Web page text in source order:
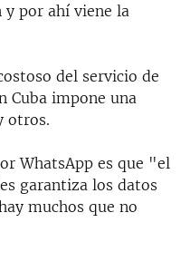
y por ahí viene la
del servicio de
Cuba impone una
otros.
WhatsApp es que "el
garantiza los datos
muchos que no